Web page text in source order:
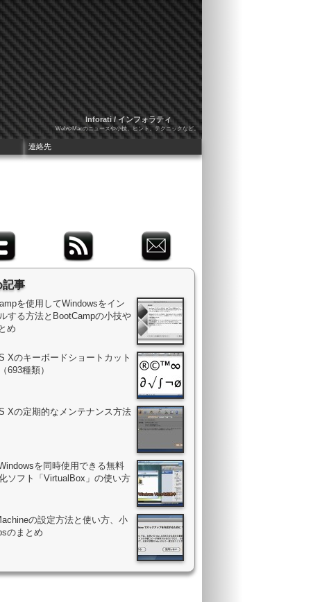
Inforati / インフォラティ
WebやMacのニュースや小技、ヒント、テクニックなど。
記事
を使用してWindowsをイン
する方法とBootCampの小技や
め
Xのキーボードショートカット
693種類）
Xの定期的なメンテナンス方法
を同時使用できる無料
ソフト「VirtualBox」の使い方
の設定方法と使い方、小
のまとめ
連絡先